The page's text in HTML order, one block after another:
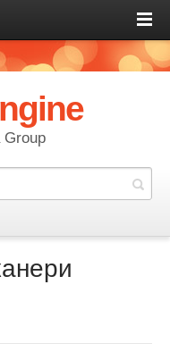
Group